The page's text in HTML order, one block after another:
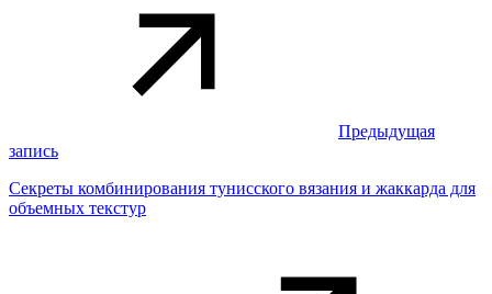
Предыдущая
запись
Секреты комбинирования тунисского вязания и жаккарда для
объемных текстур